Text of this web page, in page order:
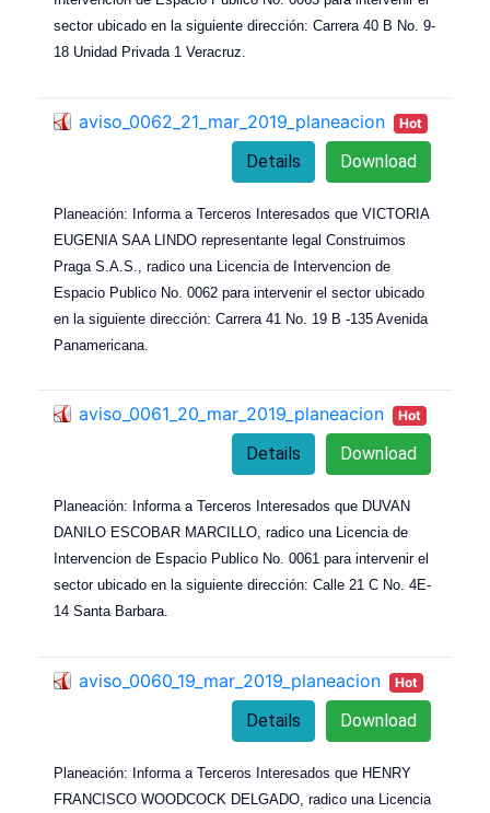
sector ubicado en la siguiente dirección: Carrera 40 B No. 9-
18 Unidad Privada 1 Veracruz.
aviso_0062_21_mar_2019_planeacion Hot
Download
Details
Planeación: Informa a Terceros Interesados que VICTORIA
EUGENIA SAA LINDO representante legal Construimos
Praga S.A.S., radico una Licencia de Intervencion de
Espacio Publico No. 0062 para intervenir el sector ubicado
en la siguiente dirección: Carrera 41 No. 19 B -135 Avenida
Panamericana.
aviso_0061_20_mar_2019_planeacion Hot
Download
Details
Planeación: Informa a Terceros Interesados que DUVAN
DANILO ESCOBAR MARCILLO, radico una Licencia de
Intervencion de Espacio Publico No. 0061 para intervenir el
sector ubicado en la siguiente dirección: Calle 21 C No. 4E-
14 Santa Barbara.
aviso_0060_19_mar_2019_planeacion Hot
Download
Details
Planeación: Informa a Terceros Interesados que HENRY
FRANCISCO WOODCOCK DELGADO, radico una Licencia